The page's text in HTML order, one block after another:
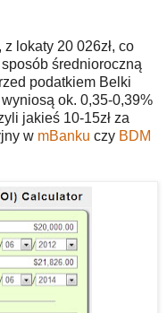
, z lokaty 20 026zł, co
średnioroczną
podatkiem Belki
ok. 0,35-0,39%
jakieś 10-15zł za
w mBanku czy BDM